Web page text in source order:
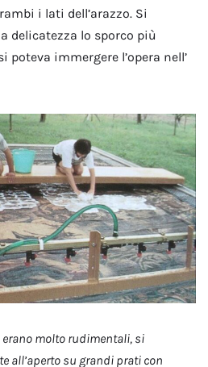
i lati dell’arazzo. Si
delicatezza lo sporco più
poteva immergere l’opera nell’
molto rudimentali, si
all’aperto su grandi prati con